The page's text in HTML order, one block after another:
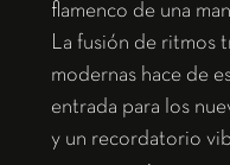
flamenco de una
La fusión de ritmos
modernas hace de
entrada para los
y un recordatorio